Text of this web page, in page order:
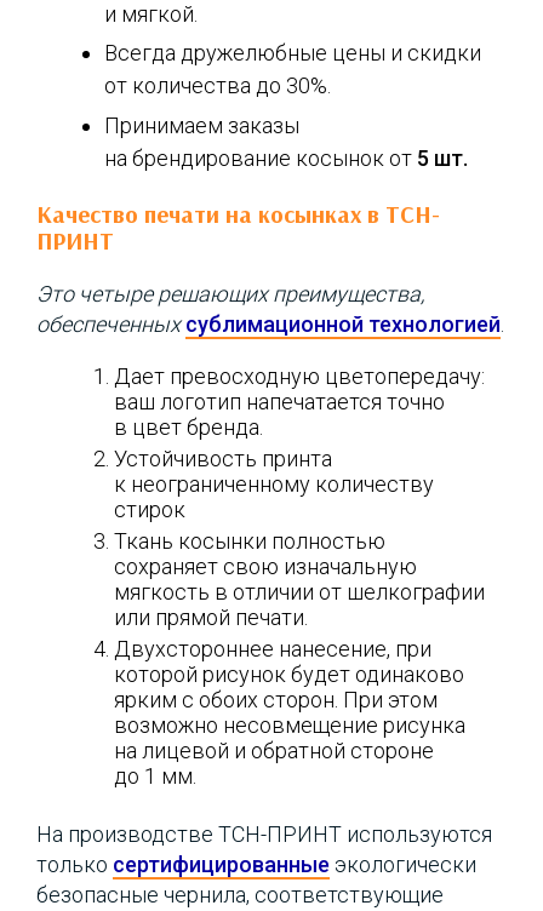
и мягкой.
Всегда дружелюбные цены и скидки
от количества до 30%.
Принимаем заказы
на брендирование косынок от 5 шт.
Качество печати на косынках в ТСН-
ПРИНТ
Это четыре решающих преимущества,
обеспеченных сублимационной технологией
Дает превосходную цветопередачу:
ваш логотип напечатается точно
в цвет бренда.
Устойчивость принта
к неограниченному количеству
стирок
Ткань косынки полностью
сохраняет свою изначальную
мягкость в отличии от шелкографии
или прямой печати.
Двухстороннее нанесение, при
которой рисунок будет одинаково
ярким с обоих сторон. При этом
возможно несовмещение рисунка
на лицевой и обратной стороне
до 1 мм.
На производстве ТСН-ПРИНТ используются
только сертифицированные экологически
безопасные чернила, соответствующие